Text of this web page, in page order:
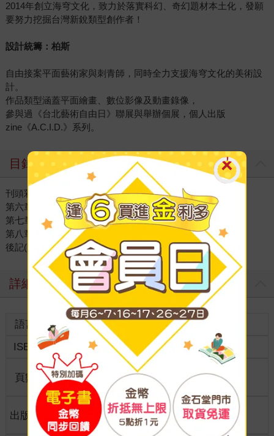
2014年創立海穹文化，致力於落實科幻、奇幻題材本土化，發願
要努力挖掘台灣新銳類型創作者！
設計統籌：柏斯
自由接案平面藝術家與刺青師，同時全力支援海穹文化的美術設
計。
作品類型涵蓋平面繪畫、數位影像及動畫錄像，
參與過《台北藝術自由日》聯展與舉辦個展，個人出版
zine《A.C.I.D.》系列。
目錄
刊頭彩頁
第六章 首席與英雄
第七章 闇夜復國者
第八章 阿修賽特
後記(阿七)
詳細資料
語言 中文繁體
裝訂
ISBN
9789869655064 分級 普通級
頁數 176
商品規
格
21.6*15.4
出版地 台灣
適讀年
齡
全齡適讀